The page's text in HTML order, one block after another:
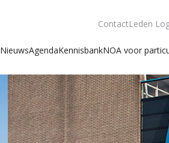
ContactLeden
NieuwsAgendaKennisbankNOA voor